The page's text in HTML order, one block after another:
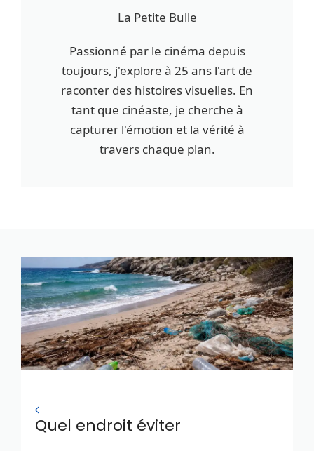
La Petite Bulle
Passionné par le cinéma depuis
toujours, j'explore à 25 ans l'art de
raconter des histoires visuelles. En
tant que cinéaste, je cherche à
capturer l'émotion et la vérité à
travers chaque plan.
Quel endroit éviter